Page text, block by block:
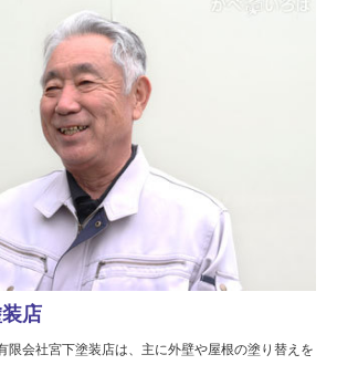
店
限会社宮下塗装店は、主に外壁や屋根の塗り替えを